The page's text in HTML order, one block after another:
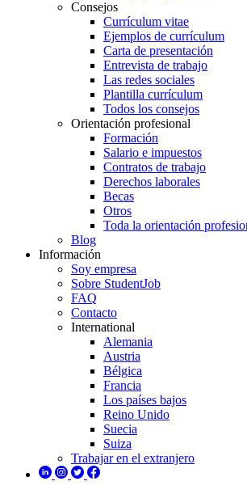
Consejos
Currículum vitae
Ejemplos de currículum
Carta de presentación
Entrevista de trabajo
Las redes sociales
Plantilla currículum
Todos los consejos
Orientación profesional
Formación
Salario e impuestos
Contratos de trabajo
Derechos laborales
Becas
Otros
Toda la orientación
Blog
Información
Soy empresa
Sobre StudentJob
FAQ
Contacto
International
Alemania
Austria
Bélgica
Francia
Los países bajos
Reino Unido
Suecia
Suiza
Trabajar en el extranjero